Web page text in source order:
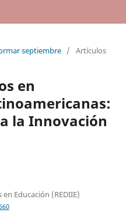
septiembre / Artículos
en
la Innovación
Educación (REDIIE)